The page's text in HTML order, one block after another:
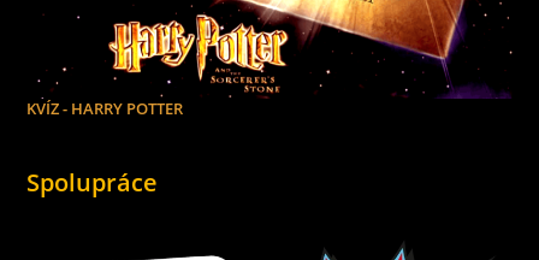
KVÍZ - HARRY POTTER
Spolupráce